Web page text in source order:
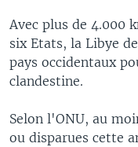
Avec plus de 4.000
six Etats, la Libye
pays occidentaux
clandestine.
Selon l'ONU, au
ou disparues cette